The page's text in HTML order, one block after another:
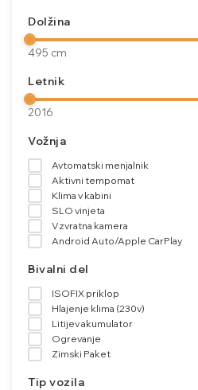
Dolžina
495 cm
Letnik
2016
Vožnja
Avtomatski menjalnik
Aktivni tempomat
Klima v kabini
SLO vinjeta
Vzvratna kamera
Android Auto/Apple CarPlay
Bivalni del
ISOFIX priklop
Hlajenje klima (230v)
Litijev akumulator
Ogrevanje
Zimski Paket
Tip vozila